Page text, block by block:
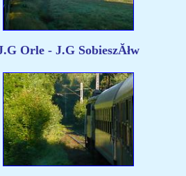
Orle - J.G SobieszĂłw